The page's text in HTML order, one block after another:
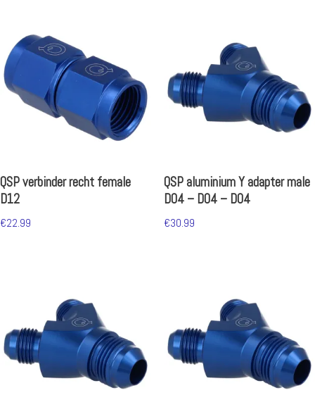
QSP verbinder recht female
D12
€22.99
QSP aluminium Y adapter male
D04 – D04 – D04
€30.99